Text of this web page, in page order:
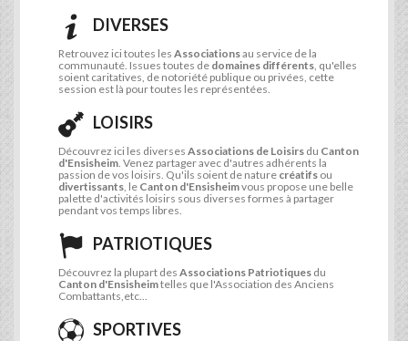
DIVERSES
Retrouvez ici toutes les Associationsau service de la
communauté. Issues toutes de domaines différents, qu'elles
soient caritatives, de notoriété publique ou privées, cette
session est là pour toutes les représentées.
LOISIRS
Découvrez ici les diverses Associations de Loisirs du Canton
d'Ensisheim. Venez partager avec d'autres adhérents la
passion de vos loisirs. Qu'ils soient de nature créatifs ou
divertissants, le Canton d'Ensisheimvous propose une belle
palette d'activités loisirs sous diverses formes à partager
pendant vos temps libres.
PATRIOTIQUES
Découvrez la plupart des Associations Patriotiques du
Canton d'Ensisheimtelles que l'Association des Anciens
Combattants,etc...
SPORTIVES